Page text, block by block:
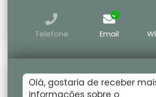
Telefone Email